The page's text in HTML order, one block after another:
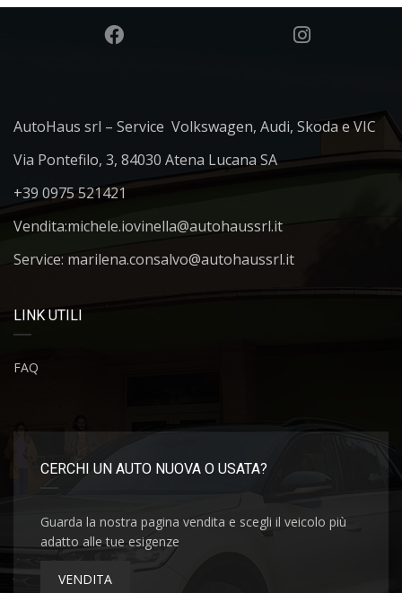
AutoHaus srl – Service Volkswagen, Audi, Skoda e VIC
Via Pontefilo, 3, 84030 Atena Lucana SA
+39 0975 521421
Vendita:michele.iovinella@autohaussrl.it
Service: marilena.consalvo@autohaussrl.it
LINK UTILI
FAQ
CERCHI UN AUTO NUOVA O USATA?
Guarda la nostra pagina vendita e scegli il veicolo più
adatto alle tue esigenze
VENDITA